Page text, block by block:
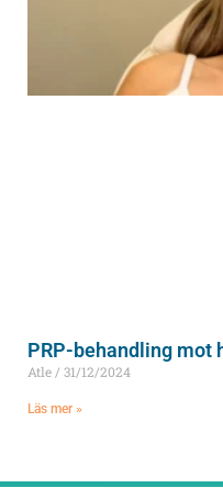
PRP-behandling mot
Atle 31/12/2024
Läs mer »